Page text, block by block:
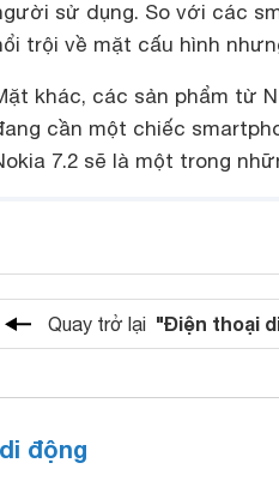
sử dụng. So với các
trội về mặt cấu hình
khác, các sản phẩm từ
cần một chiếc
7.2 sẽ là một trong
Quay trở lại "Điện thoại
động